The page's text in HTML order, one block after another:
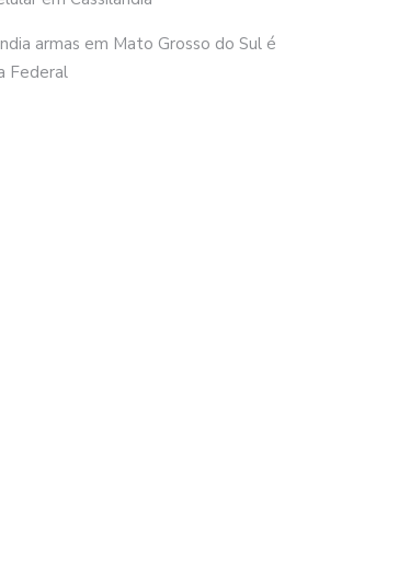
armas em Mato Grosso do Sul é
Federal